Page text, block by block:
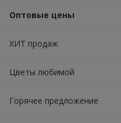
Оптовые цены
ХИТ продаж
Цветы любимой
Горячее предложение